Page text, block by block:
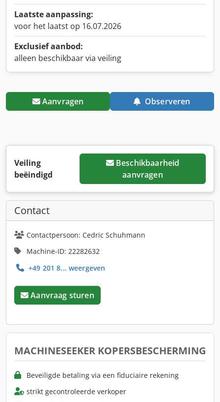
Laatste aanpassing:
voor het laatst op 16.07.2026
Exclusief aanbod:
alleen beschikbaar via veiling
Aanvragen Observeren
Veiling
beëindigd
Beschikbaarheid
aanvragen
Contact
Contactpersoon: Cedric Schuhmann
Machine-ID: 22282632
+49 201 8... weergeven
Aanvraag sturen
MACHINESEEKER KOPERSBESCHERMING
Beveiligde betaling via een fiduciaire rekening
strikt gecontroleerde verkoper